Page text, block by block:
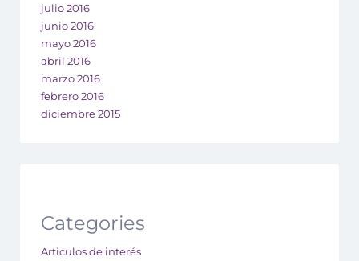
julio 2016
junio 2016
mayo 2016
abril 2016
marzo 2016
febrero 2016
diciembre 2015
Categories
Articulos de interés